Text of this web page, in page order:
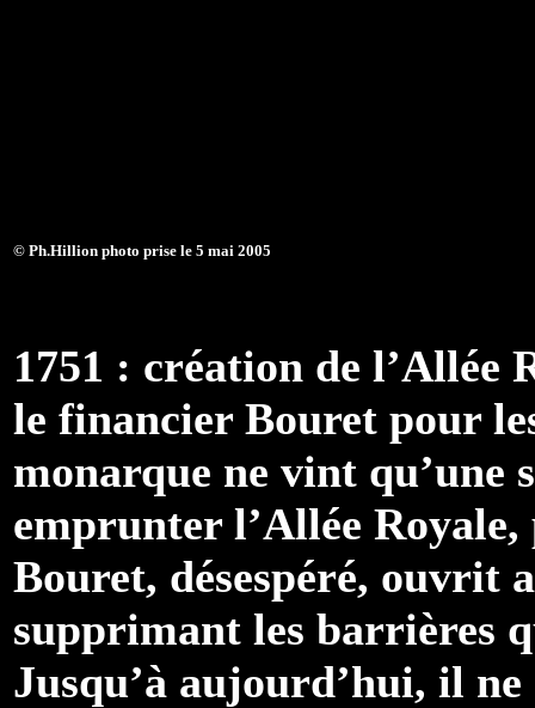
© Ph.Hillion photo prise le 5 mai 2005
1751 : création de l’Allée
le financier Bouret pour
monarque ne vint qu’une
emprunter l’Allée
Bouret, désespéré, ouvrit
supprimant les barrières
Jusqu’à aujourd’hui, il